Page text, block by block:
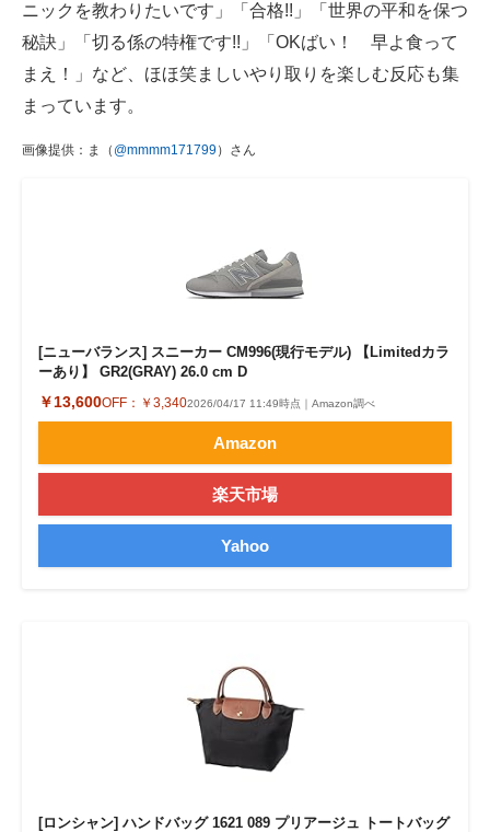
ニックを教わりたいです」「合格!!」「世界の平和を保つ
秘訣」「切る係の特権です!!」「OKばい！ 早よ食って
まえ！」など、ほほ笑ましいやり取りを楽しむ反応も集
まっています。
画像提供：ま（ @mmmm171799）さん
[ニューバランス] スニーカー CM996(現行モデル) 【Limitedカラ
ーあり】 GR2(GRAY) 26.0 cm D
￥13,600OFF： ￥3,3402026/04/17 11:49時点｜Amazon調べ
Amazon
楽天市場
Yahoo
[ロンシャン] ハンドバッグ 1621 089 プリアージュ トートバッグ